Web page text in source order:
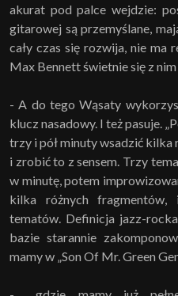
akurat pod palce wejdzie:
gitarowej są przemyślane,
cały czas się rozwija, nie ma
Max Bennett świetnie się z nim
- A do tego Wąsaty
klucz nasadowy. I też pasuje.
trzy i pół minuty wsadzić
i zrobić to z sensem. Trzy
w minutę, potem
kilka różnych
tematów. Definicja jazz-
bazie starannie
mamy w „Son Of Mr. Green